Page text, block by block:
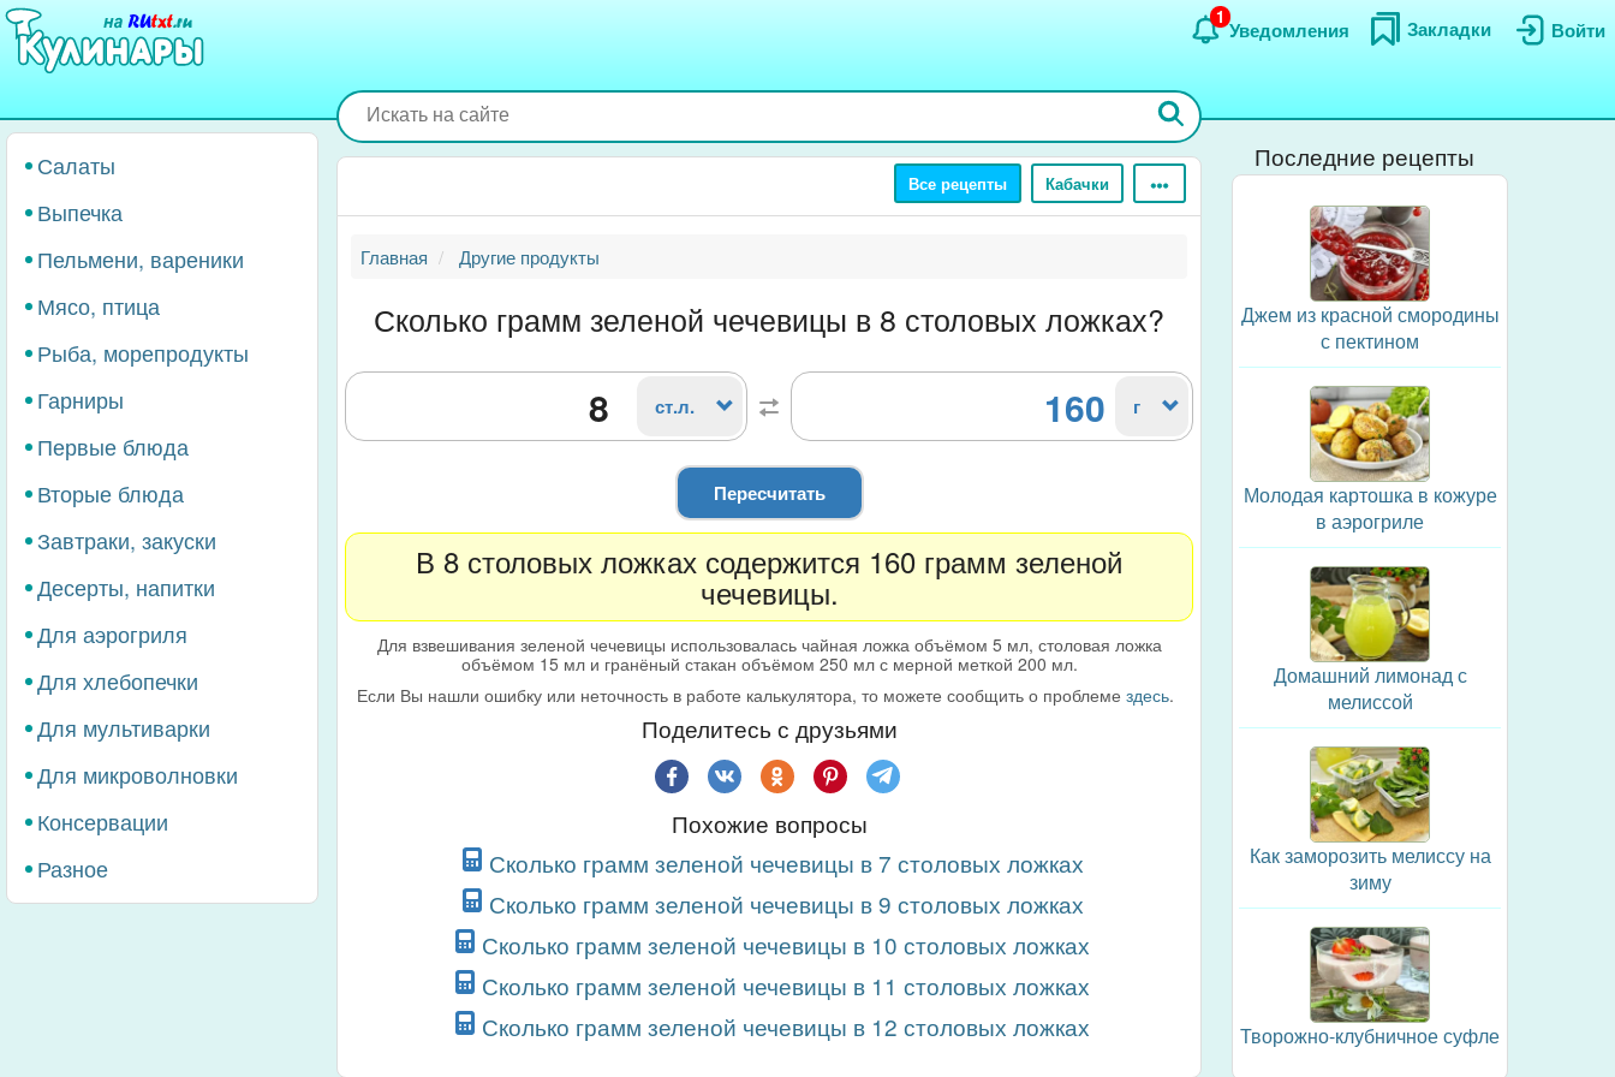
Перейти
основному
Войти
Закладки
Уведомления
1
Салаты
Выпечка
Пельмени, вареники
Мясо, птица
Рыба, морепродукты
Гарниры
Первые блюда
Вторые блюда
Завтраки, закуски
Десерты, напитки
Для аэрогриля
Для хлебопечки
Для мультиварки
Для микроволновки
Консервации
Разное
Все рецепты Кабачки
Главная Другие продукты
Сколько грамм зеленой чечевицы в 8 столовых ложках?
ст.л. 160 г
Пересчитать
В 8 столовых ложках содержится 160 грамм зеленой
чечевицы.
Для взвешивания зеленой чечевицы использовалась чайная ложка объёмом 5 мл, столовая ложка
объёмом 15 мл и гранёный стакан объёмом 250 мл с мерной меткой 200 мл.
Если Вы нашли ошибку или неточность в работе калькулятора, то можете сообщить о проблеме здесь.
Поделитесь с друзьями
Похожие вопросы
Сколько грамм зеленой чечевицы в 7 столовых ложках
Сколько грамм зеленой чечевицы в 9 столовых ложках
Сколько грамм зеленой чечевицы в 10 столовых ложках
Сколько грамм зеленой чечевицы в 11 столовых ложках
Сколько грамм зеленой чечевицы в 12 столовых ложках
Последние рецепты
Джем из красной смородины
с пектином
Молодая картошка в кожуре
в аэрогриле
Домашний лимонад с
мелиссой
Как заморозить мелиссу на
зиму
Творожно-клубничное суфле